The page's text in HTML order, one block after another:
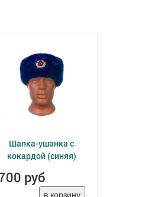
Шапка-ушанка с
кокардой (синяя)
руб